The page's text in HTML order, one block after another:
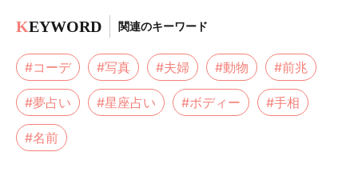
KEYWORD 関連のキーワード
#コーデ #写真 #夫婦 #動物 #前兆
#夢占い #星座占い #ボディー #手相
#名前